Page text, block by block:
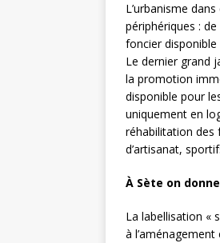
L’urbanisme
périphériques :
foncier
Le dernier grand
la promotion
disponible pour
uniquement en
réhabilitation des
d’artisanat,
À Sète on
La labellisation «
à